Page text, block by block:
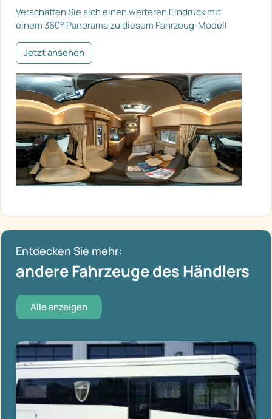
Verschaffen Sie sich einen weiteren Eindruck mit
einem 360° Panorama zu diesem Fahrzeug-Modell
Jetzt ansehen
Entdecken Sie mehr:
andere Fahrzeuge des Händlers
Alle anzeigen